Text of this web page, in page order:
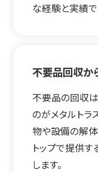
な経験と実績
不要品回収か
不要品の回収
のがメタルトラ
物や設備の解体
トップで提供
します。